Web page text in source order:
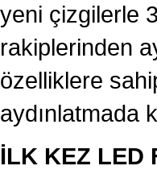
yeni çizgilerle
rakiplerinden
özelliklere
aydınlatmada
İLK KEZ LED